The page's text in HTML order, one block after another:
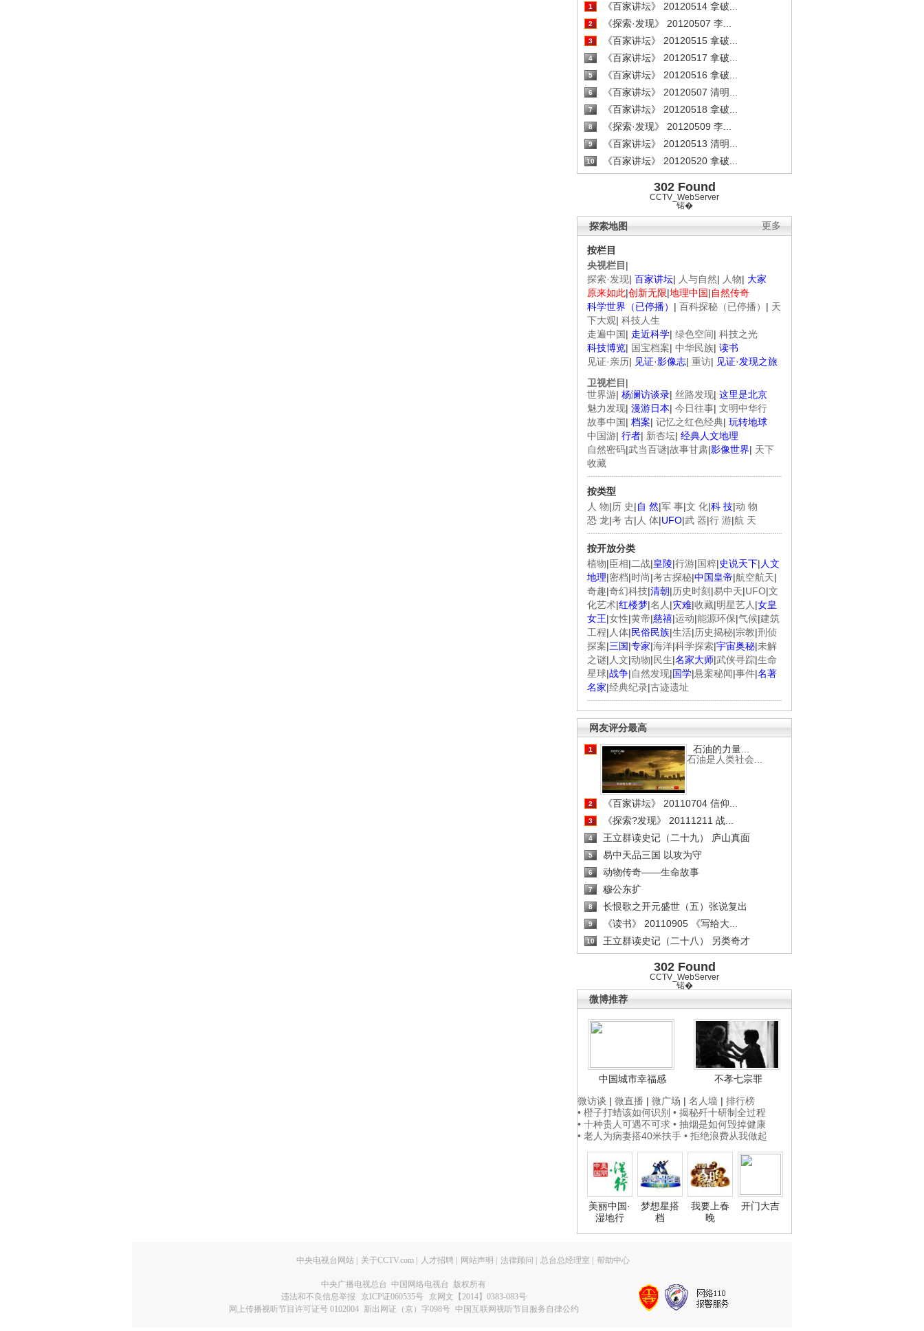
1 《百家讲坛》 20120514 拿破...
2 《探索·发现》 20120507 李...
3 《百家讲坛》 20120515 拿破...
4 《百家讲坛》 20120517 拿破...
5 《百家讲坛》 20120516 拿破...
6 《百家讲坛》 20120507 清明...
7 《百家讲坛》 20120518 拿破...
8 《探索·发现》 20120509 李...
9 《百家讲坛》 20120513 清明...
10 《百家讲坛》 20120520 拿破...
302 Found
CCTV_WebServer
锘�
更多
探索地图
按栏目
央视栏目 |
探索·发现| 百家讲坛| 人与自然| 人物| 大家
原来如此|创新无限|地理中国|自然传奇
科学世界（已停播） | 百科探秘（已停播） | 天
下大观| 科技人生
走遍中国| 走近科学| 绿色空间| 科技之光
科技博览| 国宝档案| 中华民族| 读书
见证·亲历| 见证·影像志| 重访| 见证·发现之旅
卫视栏目 |
世界游| 杨澜访谈录| 丝路发现| 这里是北京
魅力发现| 漫游日本| 今日往事| 文明中华行
故事中国| 档案| 记忆之红色经典| 玩转地球
中国游| 行者| 新杏坛| 经典人文地理
自然密码|武当百谜|故事甘肃|影像世界| 天下
收藏
按类型
人 物|历 史|自 然|军 事|文 化|科 技|动 物
恐 龙|考 古| 人 体|UFO|武 器|行 游|航 天
按开放分类
植物|臣相|二战|皇陵|行游|国粹|史说天下| 人文
地理|密档|时尚|考古探秘|中国皇帝|航空航天|
奇趣|奇幻科技|清朝|历史时刻 |易中天|UFO|文
化艺术|红楼梦|名人 |灾难|收藏|明星艺人 |女皇
女王|女性|黄帝|慈禧|运动|能源环保|气候|建筑
工程| 人体|民俗民族|生活|历史揭秘|宗教|刑侦
探案|三国|专家|海洋|科学探索|宇宙奥秘|未解
之谜| 人文|动物|民生|名家大师|武侠寻踪|生命
星球|战争|自然发现|国学|悬案秘闻|事件|名著
名家|经典纪录|古迹遗址
网友评分最高
1
石油的力量...
石油是人类社会...
2 《百家讲坛》 20110704 信仰...
3 《探索?发现》 20111211 战...
4 王立群读史记（二十九） 庐山真面
5 易中天品三国 以攻为守
6 动物传奇——生命故事
7 穆公东扩
8 长恨歌之开元盛世（五）张说复出
9 《读书》 20110905 《写给大...
10 王立群读史记（二十八） 另类奇才
302 Found
CCTV_WebServer
锘�
微博推荐
中国城市幸福感
不孝七宗罪
微访谈 | 微直播 | 微广场 | 名人墙 | 排行榜
• 橙子打蜡该如何识别 • 揭秘歼十研制全过程
• 十种贵人可遇不可求 • 抽烟是如何毁掉健康
• 老人为病妻搭40米扶手 • 拒绝浪费从我做起
美丽中国·
湿地行
梦想星搭
档
我要上春
晚
开门大吉
中央电视台网站 关于CCTV.com 人才招聘 网站声明 法律顾问 总台总经理室 帮助中心
中央广播电视总台 中国网络电视台 版权所有
违法和不良信息举报
京ICP证060535号
京网文【2014】0383-083号
网上传播视听节目许可证号 0102004 新出网证（京）字098号 中国互联网视听节目服务自律公约